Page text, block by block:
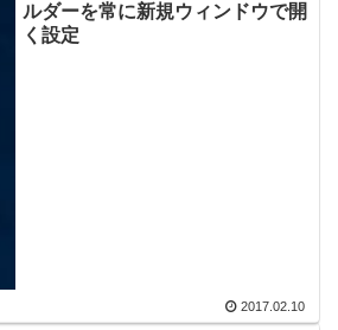
ルダーを常に新規ウィンドウで開
く設定
2017.02.10